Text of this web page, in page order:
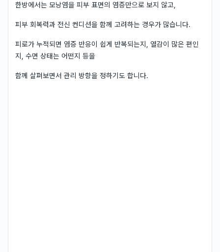
한방에서는 모낭염을 피부 표면의 염증만으로 보지 않고,
피부 회복력과 전신 컨디션을 함께 고려하는 경우가 많습니다.
피로가 누적되면 염증 반응이 쉽게 반복되는지, 열감이 많은 편인
지, 수면 상태는 어떤지 등을
함께 살펴보면서 관리 방향을 정하기도 합니다.